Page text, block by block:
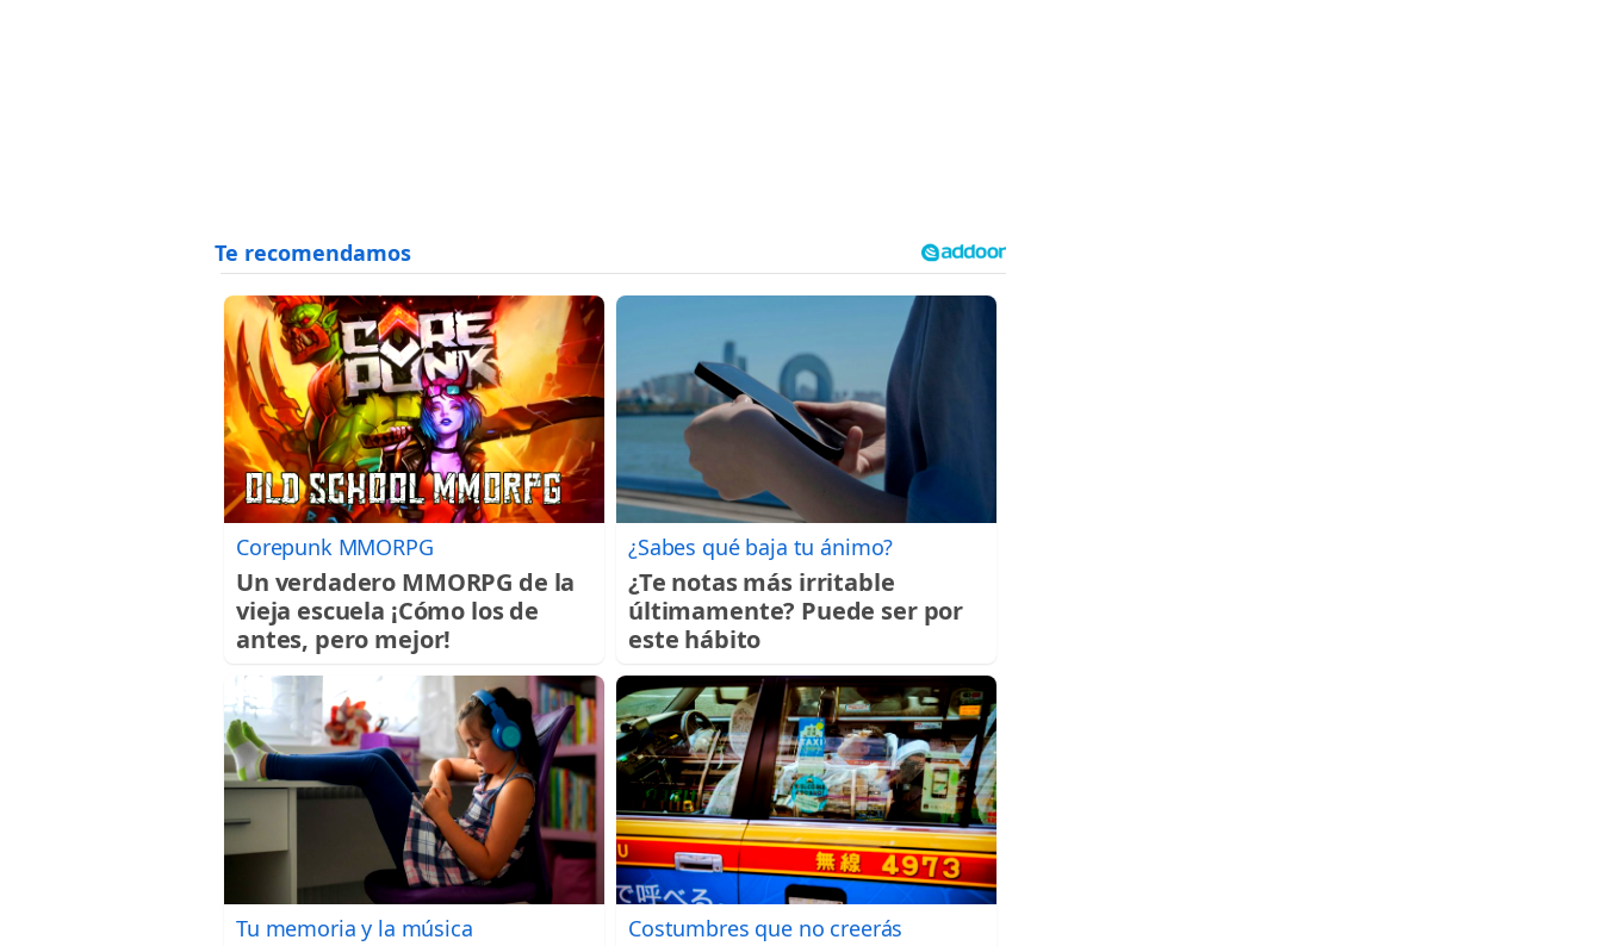
Corepunk MMORPG
Un verdadero MMORPG de la
vieja escuela ¡Cómo los de
antes, pero mejor!
¿Sabes qué baja tu ánimo?
¿Te notas más irritable
últimamente? Puede ser por
este hábito
Tu memoria y la música Costumbres que no creerás